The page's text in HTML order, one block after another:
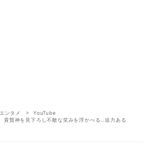
エンタメ
YouTube
貴賢神を見下ろし不敵な笑みを浮かべる…迫力ある